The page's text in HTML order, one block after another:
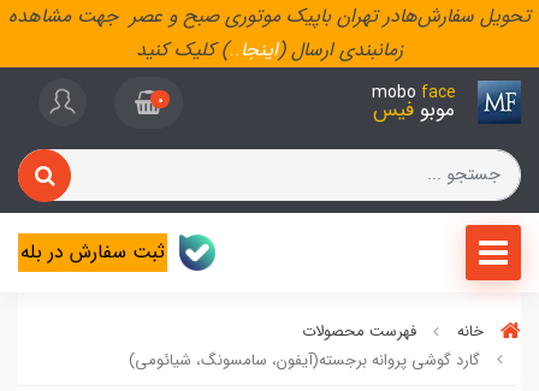
تحویل سفارش‌هادر تهران باپیک موتوری صبح و عصر جهت مشاهده
زمانبندی ارسال (اینجا..) کلیک کنید
mobo face
موبو فیس 0
ثبت سفارش در بله
خانه
فهرست محصولات
گارد گوشی پروانه برجسته(آیفون، سامسونگ، شیائومی)